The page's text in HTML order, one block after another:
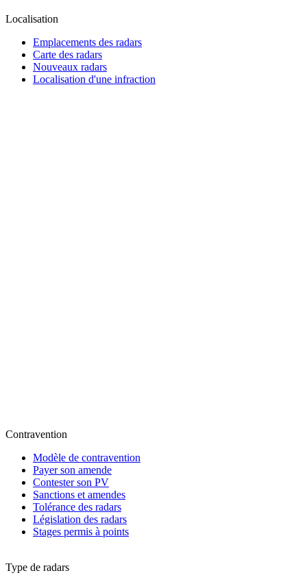
Localisation
Emplacements des radars
Carte des radars
Nouveaux radars
Localisation d'une infraction
Contravention
Modèle de contravention
Payer son amende
Contester son PV
Sanctions et amendes
Tolérance des radars
Législation des radars
Stages permis à points
Type de radars